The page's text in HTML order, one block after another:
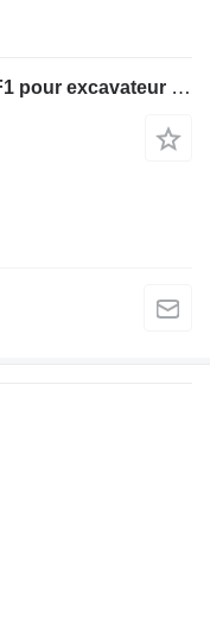
Pompe hydraulique LQ10V00005F1 pour excavateur Kobelco SK250-6